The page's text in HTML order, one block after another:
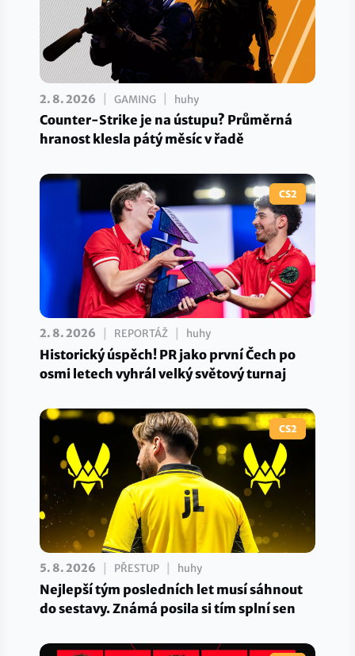
2. 8. 2026 GAMING huhy
Counter-Strike je na ústupu? Průměrná
hranost klesla pátý měsíc v řadě
CS2
2. 8. 2026 REPORTÁŽ huhy
Historický úspěch! PR jako první Čech po
osmi letech vyhrál velký světový turnaj
CS2
5. 8. 2026 PŘESTUP huhy
Nejlepší tým posledních let musí sáhnout
do sestavy. Známá posila si tím splní sen